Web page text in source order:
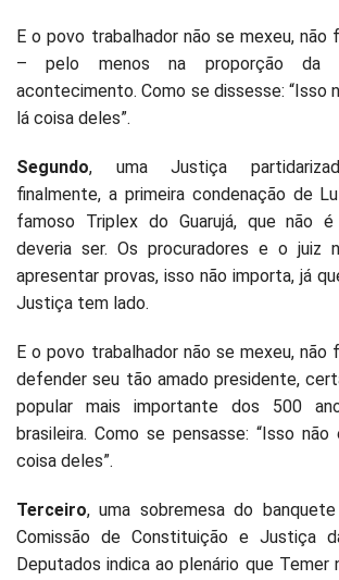
E o povo trabalhador não se mexeu, não
– pelo menos na proporção da
acontecimento. Como se dissesse: “Isso
lá coisa deles”.
Segundo, uma Justiça
finalmente, a primeira condenação de
famoso Triplex do Guarujá, que não
deveria ser. Os procuradores e o juiz
apresentar provas, isso não importa, já
Justiça tem lado.
E o povo trabalhador não se mexeu, não
defender seu tão amado presidente,
popular mais importante dos 500
brasileira. Como se pensasse: “Isso
coisa deles”.
Terceiro, uma sobremesa do
Comissão de Constituição e Justiça
Deputados indica ao plenário que Temer